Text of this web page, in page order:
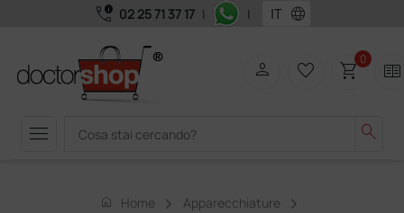
call_quality 02 25 71 37 17 | | language
menu search
person favorite_border shopping_cart0 two_pager
home Home
Apparecchiature